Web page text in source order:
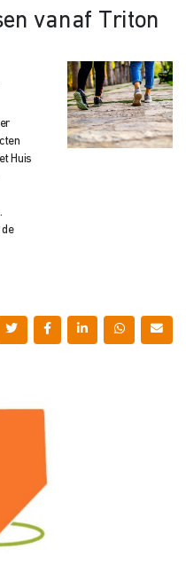
vanaf Triton
Huis
de